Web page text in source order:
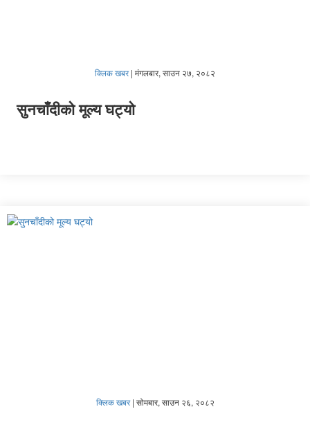
क्लिक खबर| मंगलबार, साउन २७, २०८२
सुनचाँदीको मूल्य घट्यो
क्लिक खबर| सोमबार, साउन २६, २०८२